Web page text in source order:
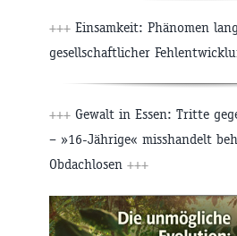
+++ Einsamkeit: Phänomen
gesellschaftlicher
+++ Gewalt in Essen: Tritte
– »16-Jährige« misshandelt
Obdachlosen +++